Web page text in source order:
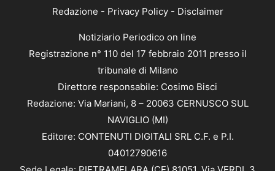
Redazione - Privacy Policy- Disclaimer
Notiziario Periodico on line
Registrazione n° 110 del 17 febbraio 2011 presso il
tribunale di Milano
Direttore responsabile: Cosimo Bisci
Redazione: Via Mariani, 8 – 20063 CERNUSCO SUL
NAVIGLIO (MI)
Editore: CONTENUTI DIGITALI SRL C.F. e P.I.
04012790616